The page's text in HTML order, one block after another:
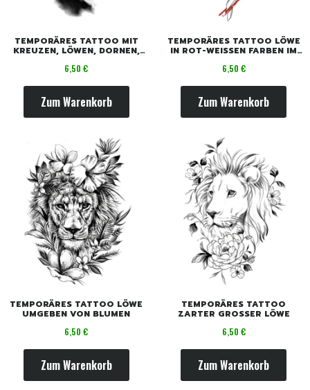
TEMPORÄRES TATTOO MIT
KREUZEN, LÖWEN, DORNEN,
Preis
6,50 €
Zum Warenkorb
TEMPORÄRES TATTOO LÖWE
IN ROT-WEISSEN FARBEN IM K
Preis
6,50 €
Zum Warenkorb
TEMPORÄRES TATTOO LÖWE
UMGEBEN VON BLUMEN
Preis
6,50 €
Zum Warenkorb
TEMPORÄRES TATTOO
ZARTER GROSSER LÖWE
Preis
6,50 €
Zum Warenkorb